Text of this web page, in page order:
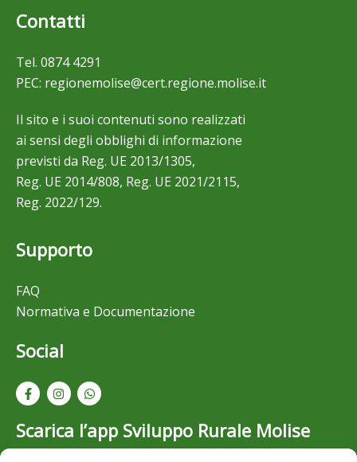
Contatti
Tel. 0874 4291
PEC: regionemolise@cert.regione.molise.it
Il sito e i suoi contenuti sono realizzati
ai sensi degli obblighi di informazione
previsti da Reg. UE 2013/1305,
Reg. UE 2014/808, Reg. UE 2021/2115,
Reg. 2022/129.
Supporto
FAQ
Normativa e Documentazione
Social
Scarica l’app Sviluppo Rurale Molise